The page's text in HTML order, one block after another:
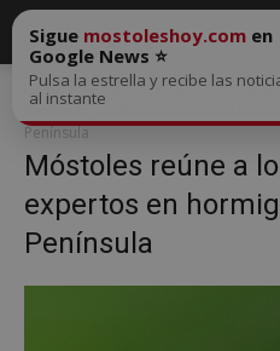
Inicio
Móstoles reúne a los
Península
Península
Móstoles reúne a
expertos en
Península
Sigue mostoleshoy.com en
Google News ⭐
Pulsa la estrella y recibe las
al instante